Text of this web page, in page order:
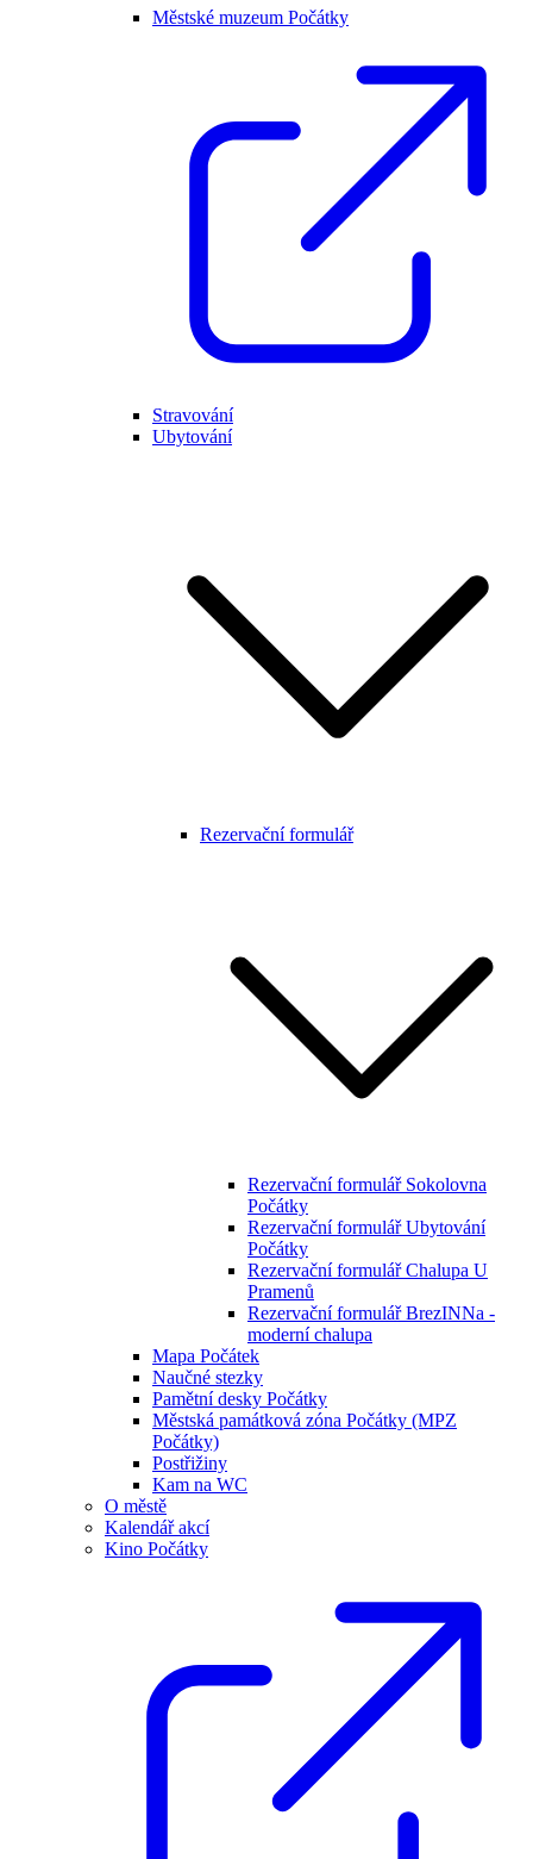
Městské muzeum Počátky
Stravování
Ubytování
Rezervační formulář
Rezervační formulář Sokolovna
Počátky
Rezervační formulář Ubytování
Počátky
Rezervační formulář Chalupa U
Pramenů
Rezervační formulář BrezINNa -
moderní chalupa
Mapa Počátek
Naučné stezky
Pamětní desky Počátky
Městská památková zóna Počátky (MPZ
Počátky)
Postřižiny
Kam na WC
O městě
Kalendář akcí
Kino Počátky